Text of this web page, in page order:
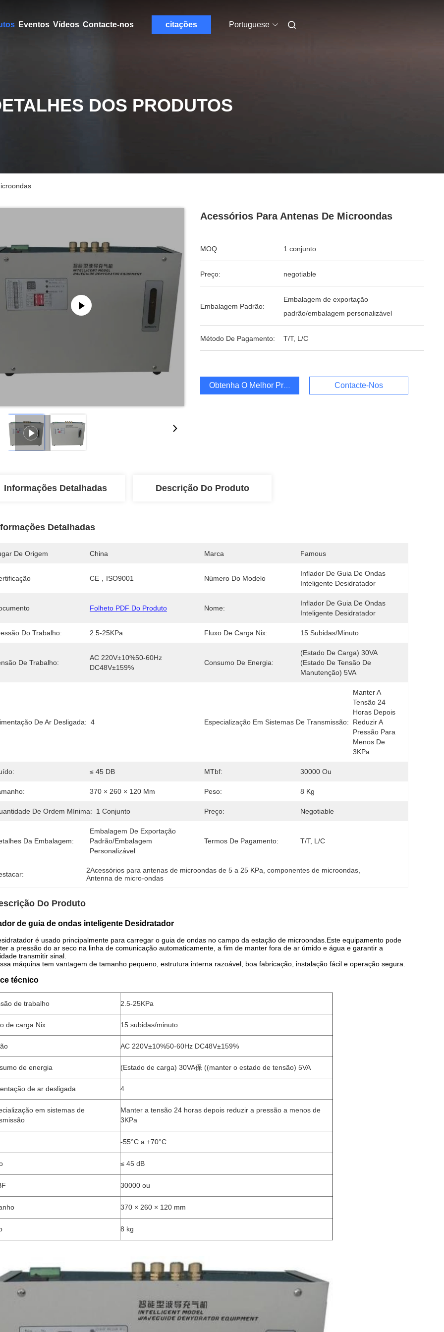
Eventos Vídeos Contacte-nos citações Portuguese
DOS PRODUTOS
Acessórios Para Antenas De Microondas
MOQ: 1 conjunto
Preço: negotiable
Embalagem Padrão:
Embalagem de exportação
padrão/embalagem personalizável
Método De Pagamento: T/T, L/C
Obtenha O Melhor Preço Contacte-Nos
Informações Detalhadas Descrição Do Produto
Detalhadas
De Origem China Marca Famous
CE，ISO9001 Número Do Modelo
Inflador De Guia De Ondas
Inteligente Desidratador
Folheto PDF Do Produto Nome:
Inflador De Guia De Ondas
Inteligente Desidratador
Do Trabalho: 2.5-25KPa Fluxo De Carga Nix: 15 Subidas/minuto
De Trabalho:
AC 220V±10%50-60Hz
DC48V±159%
Consumo De Energia:
(Estado De Carga) 30VA
(estado De Tensão De
Manutenção) 5VA
De Ar Desligada: 4 Especialização Em Sistemas De Transmissão:
Manter A
Tensão 24
Horas Depois
Reduzir A
Pressão Para
Menos De
3KPa
≤ 45 DB MTbf: 30000 Ou
370 × 260 × 120 Mm Peso: 8 Kg
De Ordem Mínima: 1 Conjunto Preço: Negotiable
Da Embalagem:
Embalagem De Exportação
Padrão/embalagem
Personalizável
Termos De Pagamento: T/T, L/C
2Acessórios para antenas de microondas de 5 a 25 KPa , componentes de microondas
Antenna de micro-ondas
Do Produto
de guia de ondas inteligente Desidratador
é usado principalmente para carregar o guia de ondas no campo da estação de microondas.Este equipamento pode
a pressão do ar seco na linha de comunicação automaticamente, a fim de manter fora de ar úmido e água e garantir a
transmitir sinal.
máquina tem vantagem de tamanho pequeno, estrutura interna razoável, boa fabricação, instalação fácil e operação segura.
técnico
de trabalho 2.5-25KPa
de carga Nix 15 subidas/minuto
AC 220V±10%50-60Hz DC48V±159%
de energia (Estado de carga) 30VA保 ((manter o estado de tensão) 5VA
de ar desligada 4
em sistemas de
Manter a tensão 24 horas depois reduzir a pressão a menos de
3KPa
-55°C a +70°C
≤ 45 dB
30000 ou
370 × 260 × 120 mm
8 kg